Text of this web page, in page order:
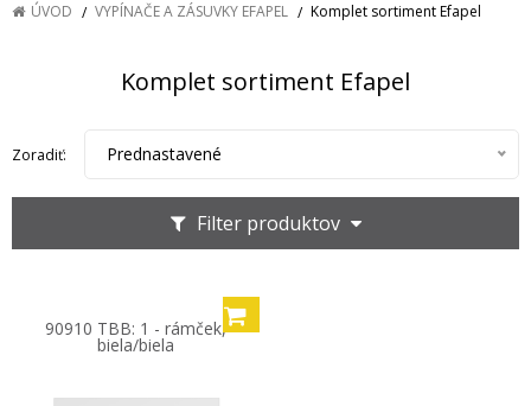
ÚVOD VYPÍNAČE A ZÁSUVKY EFAPEL Komplet sortiment Efapel
Komplet sortiment Efapel
Filter produktov
Zoradiť: Prednastavené
90910 TBB: 1 - rámček,
biela/biela